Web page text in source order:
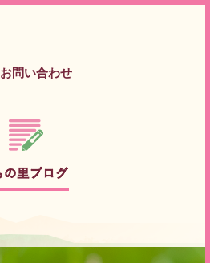
お問い合わせ